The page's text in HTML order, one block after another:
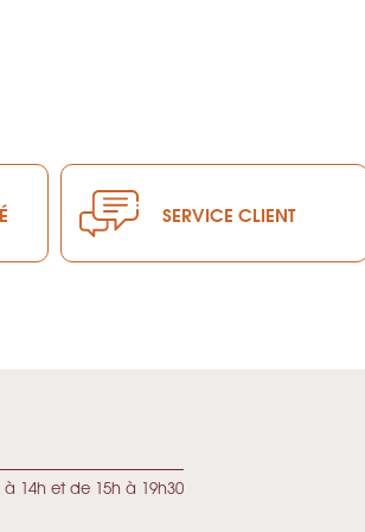
SERVICE CLIENT
14h et de 15h à 19h30